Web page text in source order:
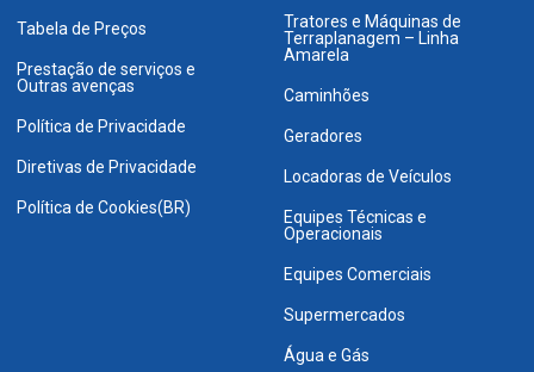
Tabela de Preços
Prestação de serviços e
Outras avenças
Política de Privacidade
Diretivas de Privacidade
Política de Cookies(BR)
Tratores e Máquinas de
Terraplanagem – Linha
Amarela
Caminhões
Geradores
Locadoras de Veículos
Equipes Técnicas e
Operacionais
Equipes Comerciais
Supermercados
Água e Gás